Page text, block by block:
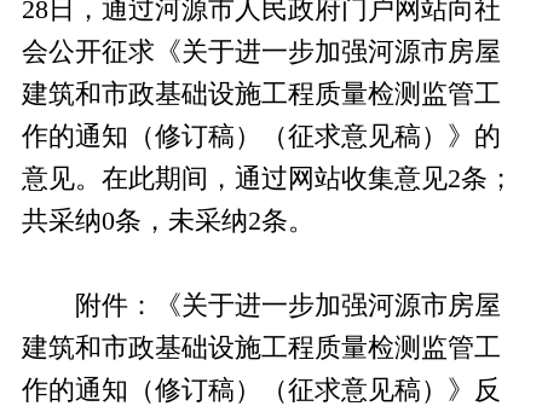
28日，通过河源市人民政府门户网站向社
会公开征求《关于进一步加强河源市房屋
建筑和市政基础设施工程质量检测监管工
作的通知（修订稿）（征求意见稿）》的
意见。在此期间，通过网站收集意见2条；
共采纳0条，未采纳2条。
附件：《关于进一步加强河源市房屋
建筑和市政基础设施工程质量检测监管工
作的通知（修订稿）（征求意见稿）》反